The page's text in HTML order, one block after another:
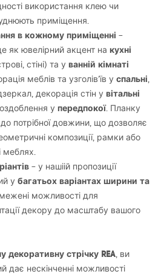
використання клею чи
приміщення.
в кожному приміщенні –
як ювелірний акцент на кухні
стіні) та у ванній кімнаті
меблів та узголів’їв у спальні,
декорація стін у вітальні
у передпокої. Планку
потрібної довжини, що дозволяє
композиції, рамки або
меблях.
– у нашіій пропозиції
у багатьох варіантах ширини та
можливості для
декору до масштабу вашого
декоративну стрічку REA, ви
дає нескінченні можливості